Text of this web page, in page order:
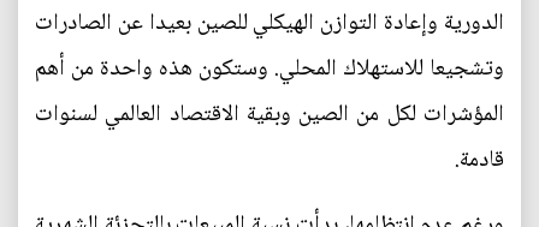
الدورية وإعادة التوازن الهيكلي للصين بعيدا عن الصادرات
وتشجيعا للاستهلاك المحلي. وستكون هذه واحدة من أهم
المؤشرات لكل من الصين وبقية الاقتصاد العالمي لسنوات
قادمة.